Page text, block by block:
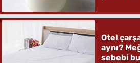
Otel
aynı?
sebebi